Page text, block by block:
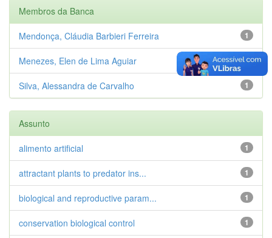
Membros da Banca
1
Mendonça, Cláudia Barbieri Ferreira
1
Menezes, Elen de Lima Aguiar
1
Silva, Alessandra de Carvalho
Assunto
1
alimento artificial
1
attractant plants to predator ins...
1
biological and reproductive param...
1
conservation biological control